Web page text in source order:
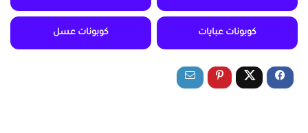
كوبونات عبايات كوبونات عسل